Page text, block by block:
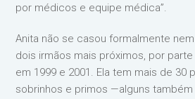
por médicos e equipe médica”.
Anita não se casou formalmente
dois irmãos mais próximos, por
em 1999 e 2001. Ela tem mais de 30
sobrinhos e primos —alguns